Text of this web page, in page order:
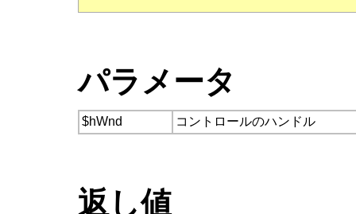
パラメータ
$hWnd コントロールのハンドル
返し値